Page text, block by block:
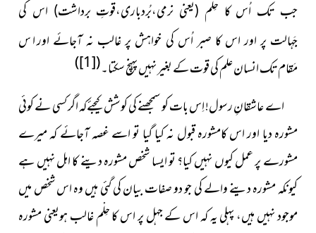
جب تک اُس کا حِلْم (یعنی نرمی،بُردباری،قوتِ برداشت) اس کی
جَہالت پر اور اس کا صبر اُس کی خواہش پر غالب نہ آجائے اور ا س
مَقام تک انسان علم کی قوت کے بغیر نہیں پہنچ سکتا۔(
[1]
)
اے عاشقانِ رسول! اِس بات کو سمجھنے کی کوشش کیجئےکہ اگر کسی نے کوئی
مشورہ دیا اور اس کامشورہ قبول نہ کیا گیا تو اسے غصہ آجائے کہ میرے
مشورے پر عمل کیوں نہیں کیا؟ تو ایسا شخص مشورہ دینے کا اہل نہیں ہے
کیونکہ مشورہ دینے والے کی جو دو صفات بیان کی گئی ہیں وہ اس شخص میں
موجود نہیں ہیں، پہلی یہ کہ اس کے جہل پر اس کا حِلْم غالب ہویعنی مشورہ